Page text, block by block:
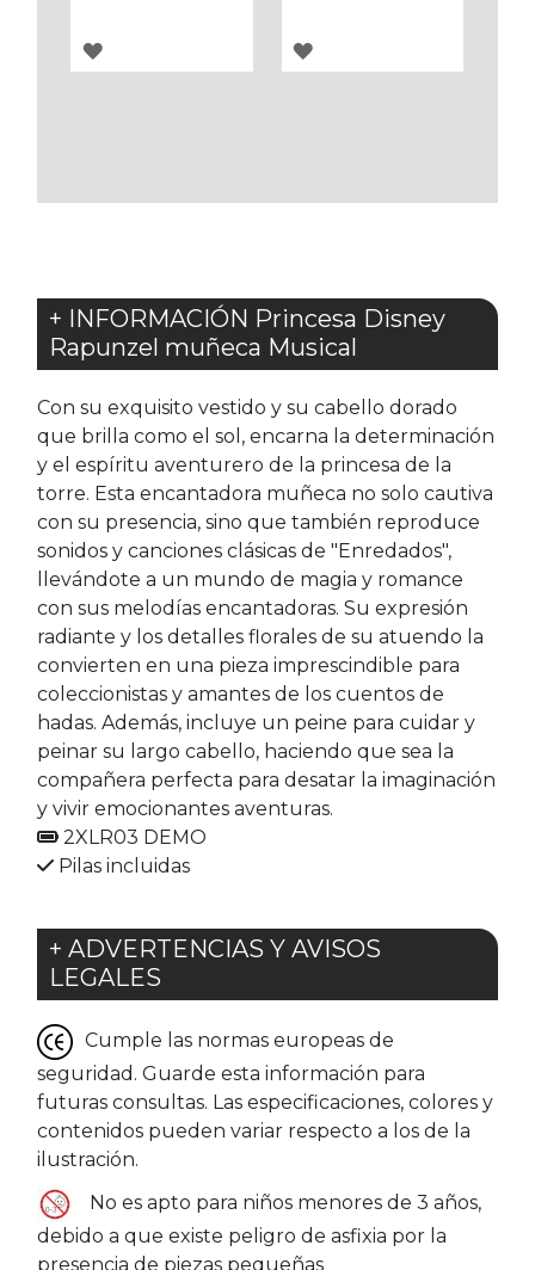
AGREGAR
AGREGAR
+ INFORMACIÓN Princesa Disney
Rapunzel muñeca Musical
Con su exquisito vestido y su cabello dorado
que brilla como el sol, encarna la determinación
y el espíritu aventurero de la princesa de la
torre. Esta encantadora muñeca no solo cautiva
con su presencia, sino que también reproduce
sonidos y canciones clásicas de "Enredados",
llevándote a un mundo de magia y romance
con sus melodías encantadoras. Su expresión
radiante y los detalles florales de su atuendo la
convierten en una pieza imprescindible para
coleccionistas y amantes de los cuentos de
hadas. Además, incluye un peine para cuidar y
peinar su largo cabello, haciendo que sea la
compañera perfecta para desatar la imaginación
y vivir emocionantes aventuras.
2XLR03 DEMO
Pilas incluidas
+ ADVERTENCIAS Y AVISOS
LEGALES
Cumple las normas europeas de
seguridad. Guarde esta información para
futuras consultas. Las especificaciones, colores y
contenidos pueden variar respecto a los de la
ilustración.
No es apto para niños menores de 3 años,
debido a que existe peligro de asfixia por la
presencia de piezas pequeñas